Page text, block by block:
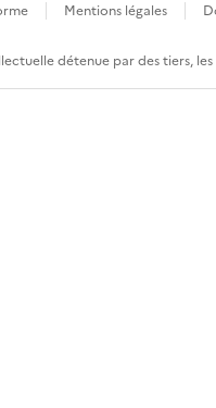
Mentions légales
détenue par des tiers,